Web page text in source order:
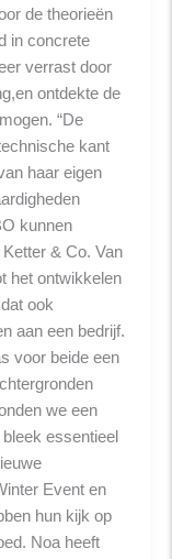
de theorieën
in concrete
verrast door
ontdekte de
“De
kant
haar eigen
kunnen
& Co. Van
het ontwikkelen
ook
aan een bedrijf.
voor beide een
we een
essentieel
Event en
hun kijk op
Noa heeft